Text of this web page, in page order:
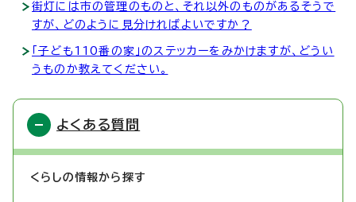
街灯には市の管理のものと、それ以外のものがあるそうで
すが、どのように見分ければよいですか？
「子ども110番の家」のステッカーをみかけますが、どうい
うものか教えてください。
よくある質問
くらしの情報から探す